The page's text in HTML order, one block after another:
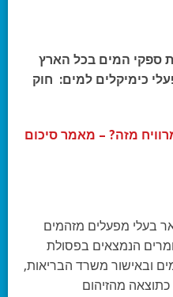
ספקי המים בכל הארץ
כימיקלים למים: חוק
מזה? – מאמר סיכום
בעלי מפעלים מזהמים
הנמצאים בפסולת
ובאישור משרד הבריאות,
מהזיהום